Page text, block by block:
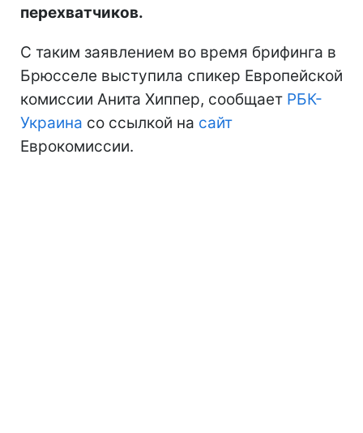
перехватчиков.
С таким заявлением во время брифинга в
Брюсселе выступила спикер Европейской
комиссии Анита Хиппер, сообщает РБК-
Украина со ссылкой на сайт
Еврокомиссии.